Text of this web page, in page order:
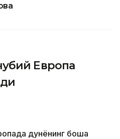
Европа
дунёнинг бошқа